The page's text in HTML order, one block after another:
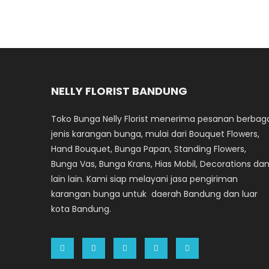
NELLY FLORIST BANDUNG
Toko Bunga Nelly Florist menerima pesanan
jenis karangan bunga, mulai dari Bouquet Flowers,
Hand Bouquet, Bunga Papan, Standing Flowers,
Bunga Vas, Bunga Krans, Hias Mobil, Decorations dan
lain lain. Kami siap melayani jasa pengiriman
karangan bunga untuk daerah Bandung dan luar
kota Bandung.